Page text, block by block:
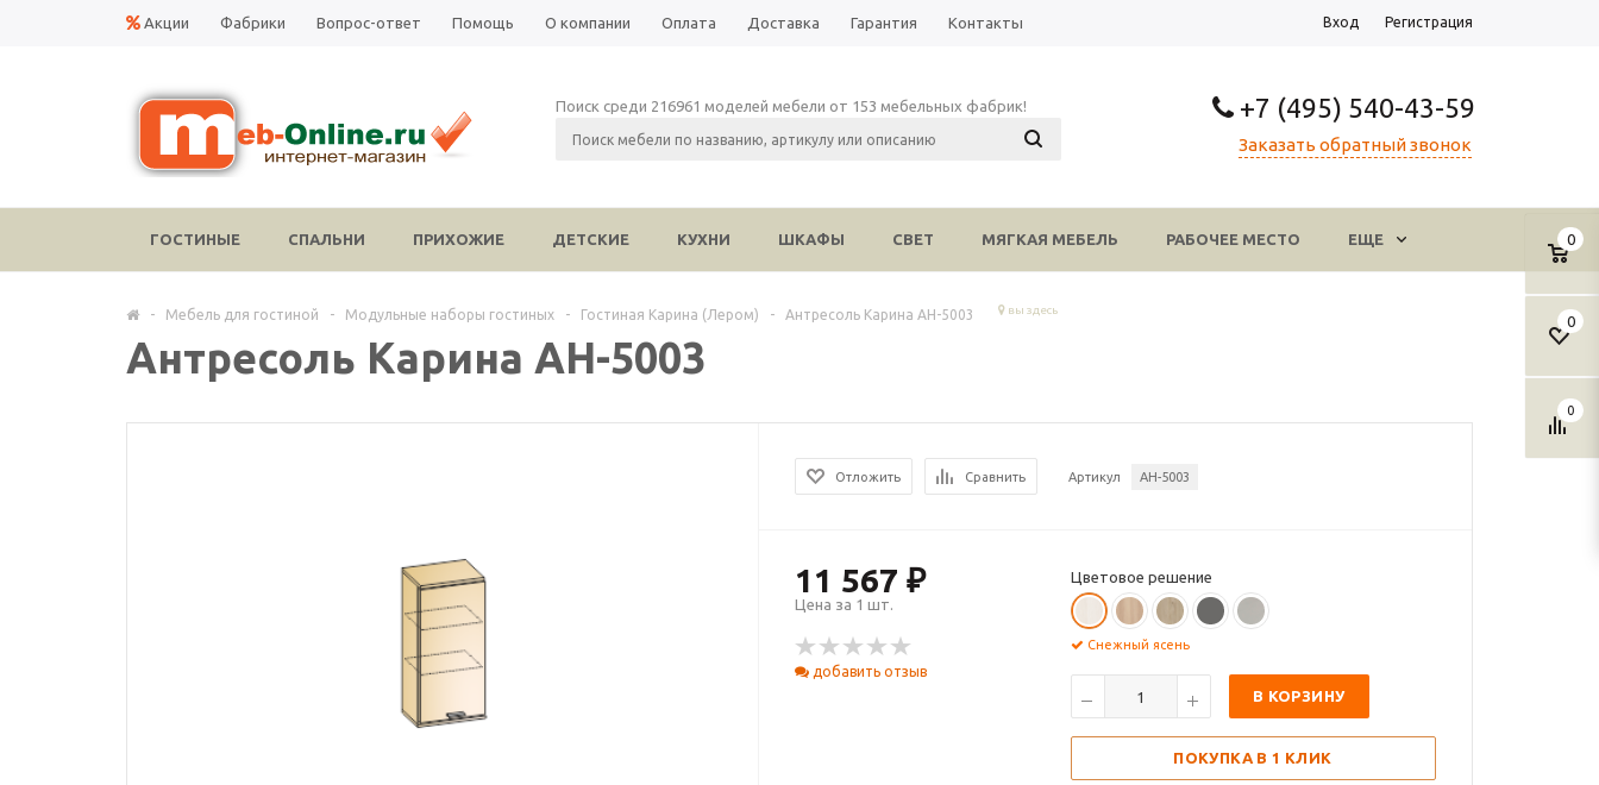
Акции Фабрики Вопрос-ответ Помощь О компании Оплата Доставка Гарантия Контакты Вход Регистрация
+7 (495) 540-43-59
Заказать обратный звонок
Поиск среди 216961 моделей мебели от 153 мебельных фабрик!
0
0
0
ГОСТИНЫЕ СПАЛЬНИ ПРИХОЖИЕ ДЕТСКИЕ КУХНИ ШКАФЫ СВЕТ МЯГКАЯ МЕБЕЛЬ РАБОЧЕЕ МЕСТО ЕЩЕ
- Мебель для гостиной - Модульные наборы гостиных - Гостиная Карина (Лером) - Антресоль Карина АН-5003 вы здесь
Антресоль Карина АН-5003
Отложить Сравнить Артикул АН-5003
11 567 ₽
Цена за 1 шт.
добавить отзыв
Цветовое решение
Снежный ясень
В КОРЗИНУ
ПОКУПКА В 1 КЛИК